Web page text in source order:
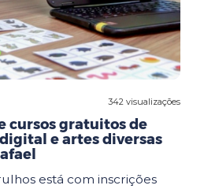
342 visualizações
cursos gratuitos de
e artes diversas
está com inscrições